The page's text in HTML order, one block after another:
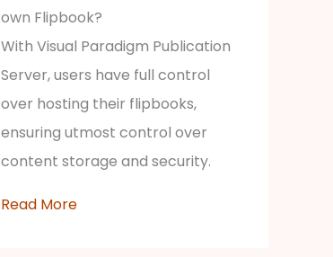
own Flipbook?
With Visual Paradigm Publication
Server, users have full control
over hosting their flipbooks,
ensuring utmost control over
content storage and security.
Read More